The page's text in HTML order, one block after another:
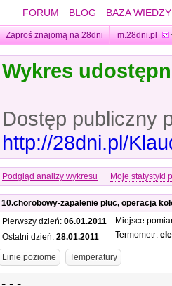
FORUM BLOG BAZA WIEDZY
Zaproś znajomą na 28dni m.28dni.pl
Wykres
Dostęp publiczny
http://28dni.pl/
Podgląd analizy wykresu Moje statystyki
10.chorobowy-zapalenie płuc, operacja
Pierwszy dzień: 06.01.2011
Ostatni dzień: 28.01.2011
Miejsce
Termometr: